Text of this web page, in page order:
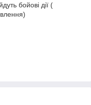
бойові дії (